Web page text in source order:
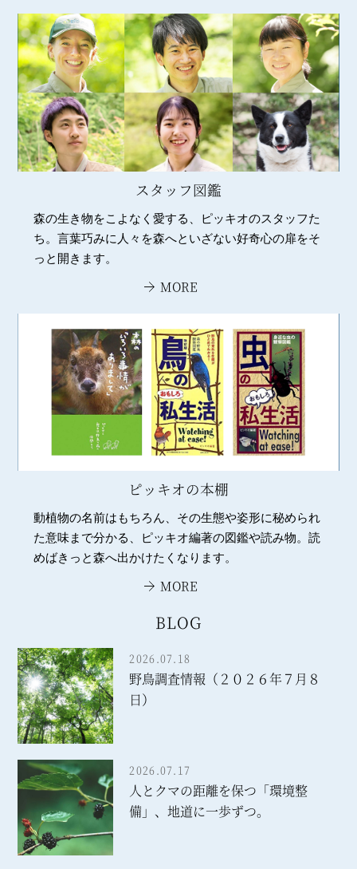
スタッフ図鑑
森の生き物をこよなく愛する、ピッキオのスタッフた
ち。言葉巧みに人々を森へといざない好奇心の扉をそ
っと開きます。
MORE
ピッキオの本棚
動植物の名前はもちろん、その生態や姿形に秘められ
た意味まで分かる、ピッキオ編著の図鑑や読み物。読
めばきっと森へ出かけたくなります。
MORE
BLOG
2026.07.18
野鳥調査情報（２０２６年７月８
日）
2026.07.17
人とクマの距離を保つ「環境整
備」、地道に一歩ずつ。